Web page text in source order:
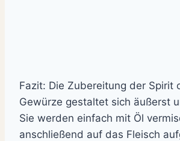
Fazit: Die Zubereitung der Spirit
Gewürze gestaltet sich äußerst
Sie werden einfach mit Öl
anschließend auf das Fleisch